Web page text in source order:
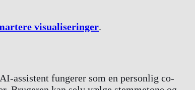
visualiseringer.
assistent fungerer som en personlig co-